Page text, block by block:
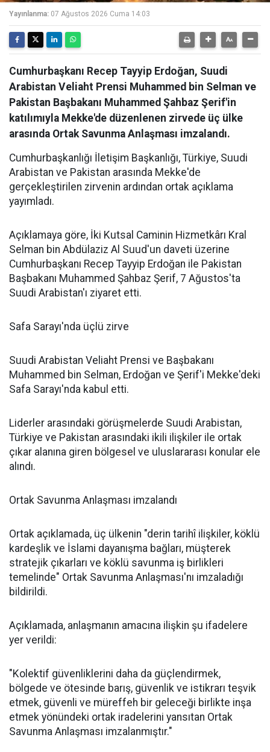
Yayınlanma: 07 Ağustos 2026 Cuma 14:03
Cumhurbaşkanı Recep Tayyip Erdoğan, Suudi
Arabistan Veliaht Prensi Muhammed bin Selman ve
Pakistan Başbakanı Muhammed Şahbaz Şerif'in
katılımıyla Mekke'de düzenlenen zirvede üç ülke
arasında Ortak Savunma Anlaşması imzalandı.
Cumhurbaşkanlığı İletişim Başkanlığı, Türkiye, Suudi
Arabistan ve Pakistan arasında Mekke'de
gerçekleştirilen zirvenin ardından ortak açıklama
yayımladı.
Açıklamaya göre, İki Kutsal Caminin Hizmetkârı Kral
Selman bin Abdülaziz Al Suud'un daveti üzerine
Cumhurbaşkanı Recep Tayyip Erdoğan ile Pakistan
Başbakanı Muhammed Şahbaz Şerif, 7 Ağustos'ta
Suudi Arabistan'ı ziyaret etti.
Safa Sarayı'nda üçlü zirve
Suudi Arabistan Veliaht Prensi ve Başbakanı
Muhammed bin Selman, Erdoğan ve Şerif'i Mekke'deki
Safa Sarayı'nda kabul etti.
Liderler arasındaki görüşmelerde Suudi Arabistan,
Türkiye ve Pakistan arasındaki ikili ilişkiler ile ortak
çıkar alanına giren bölgesel ve uluslararası konular ele
alındı.
Ortak Savunma Anlaşması imzalandı
Ortak açıklamada, üç ülkenin "derin tarihî ilişkiler, köklü
kardeşlik ve İslami dayanışma bağları, müşterek
stratejik çıkarları ve köklü savunma iş birlikleri
temelinde" Ortak Savunma Anlaşması'nı imzaladığı
bildirildi.
Açıklamada, anlaşmanın amacına ilişkin şu ifadelere
yer verildi:
"Kolektif güvenliklerini daha da güçlendirmek,
bölgede ve ötesinde barış, güvenlik ve istikrarı teşvik
etmek, güvenli ve müreffeh bir geleceği birlikte inşa
etmek yönündeki ortak iradelerini yansıtan Ortak
Savunma Anlaşması imzalanmıştır."